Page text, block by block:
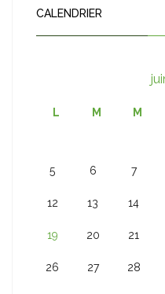
CALENDRIER
L M M
5 6 7
12 13 14
19 20 21
26 27 28